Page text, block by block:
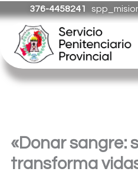
al
contenido
376-4458241
«Donar sangre:
transforma